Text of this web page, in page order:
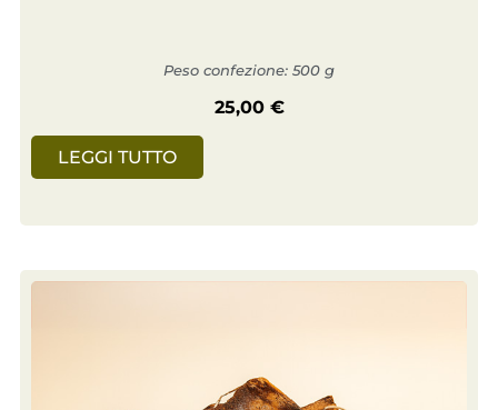
Peso confezione: 500 g
25,00 €
LEGGI TUTTO